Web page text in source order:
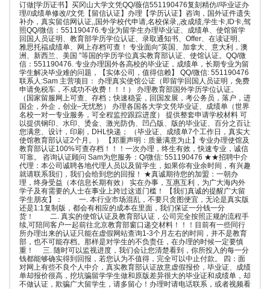
订做[学历证书】买冈山大学文凭QQ/薇信551190476复刻精仿//毕业证办
理//成绩单修改//文凭【留信认证】办理【学历认证】咨询，国外证件遗失
补办，真实留信网认证,,国外学校代申请,名校保录,,改成绩,学生卡,ID卡,驾
照QQ/微信：551190476.专业为留学生办理毕业证、成绩单、使馆留学
回国人员证明、教育部学历学位认证、录取通知书、Offer、在读证明、
雅思托福成绩单、网上存档可查！ 专业面向“英国、加拿大、意大利，澳
洲、新西兰、美国 ”等国的学历学位真实教育部认证、使馆认证。QQ/微
信：551190476. 专业办理国外各高校的毕业证，成绩单，长期专业为留
学生解决毕业难的问题，【实体公司，值得信赖】 QQ/微信: 551190476
联系人:Sam 主营项目： 办理真实使馆公证（即留学回国人员证明，免费
申请免税车，不成功不收费！！！） 办理教育部国外学历学位认证。
（国家留服网上可查、存档；快速稳妥，回国发展，考公务员，落户，进
国企，外企，创业–无忧愁） 办理各国各大学文凭毕业证、成绩单（世界
名校一对一专业服务，可全程监控跟踪进度） 提供整套申请学校材料 可
以提供钢印、水印、烫金、激光防伪、凹凸版、版的毕业证、百分之百让
您满意、设计，印刷，DHL快递； （毕业证、成绩单7个工作日，真实大
使馆教育部认证2个月。） 【郑重声明：质量满意为止】专业办理使馆及
教育部认证100%可查存档！！！一次办理，终生有效，快速专业，诚信
可靠。 咨询认证顾问 Sam为您服务：Q/微信: 551190476 ★★招聘中介
代理：本公司诚聘各地代理人员以及留学生，如果你有业余时间，有兴趣
就请联系我们，我们会给到您的回报！ ★真诚期待您的加盟：一朝办
理，终身受益（本信息长期有效） 实在办事，互惠互利，为广大海内外
学子及有需要的人士在事业上跨过这道门槛！ 【我们真诚的提醒广大留
学生朋友】： 一. 本行业市场混乱，不要只贪图便宜，无论是真实版
还是1:1复制版，都会有相应的成本在里面，我们保证一分钱一分
货！ 二. 真实的使馆认证及教育部认证，公司完全按照正规的流程手
续,可陪同客户一起前往北京教育部窗口递交材料！！！目前有一些同行
所办理出来的认证只能在虚假网站查询1-3个月左右的时间，并不是教育
部，也不可能存档。那样是对学生的不负责任，在办理的时候一定要慎
重！ 三. 随时可以监视进度，我们会让您清楚看到，你所投入的每一分
钱都能够确实得到回报，若您认为不值得，完全可以中止付款。 四：面
对网上有些不良个人中介，真实教育部认证故意虚假报价，毕业证、成绩
单却报价很高，挖坑骗留学学生做和原版差异很大的毕业证和成绩单，却
不做认证，欺骗广大留学生，请多留心！办理时请电话联系，或者视频看